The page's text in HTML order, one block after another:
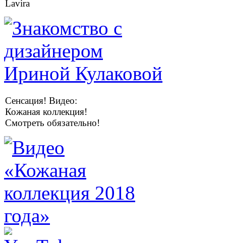
Lavira
Сенсация! Видео:
Кожаная коллекция!
Смотреть обязательно!